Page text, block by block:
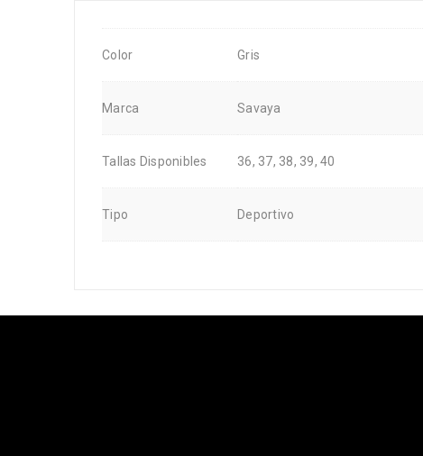
Color Gris
Marca Savaya
Tallas Disponibles 36, 37, 38, 39, 40
Tipo Deportivo